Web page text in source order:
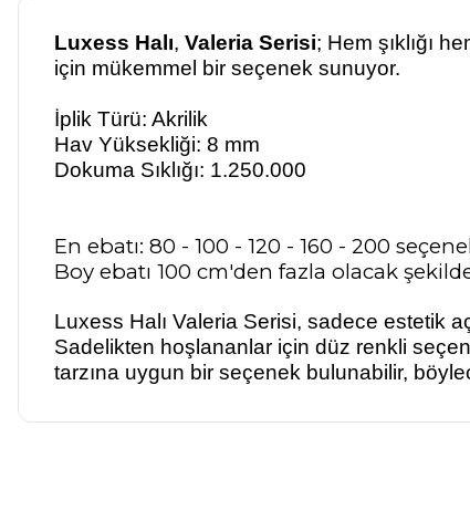
Luxess Halı, Valeria Serisi; Hem şıklığı
için mükemmel bir seçenek sunuyor.
İplik Türü: Akrilik
Hav Yüksekliği: 8 mm
Dokuma Sıklığı: 1.250.000
En ebatı: 80 - 100 - 120 - 160 - 200
Boy ebatı 100 cm'den fazla olacak
Luxess Halı Valeria Serisi, sadece estetik
Sadelikten hoşlananlar için düz renkli
tarzına uygun bir seçenek bulunabilir,